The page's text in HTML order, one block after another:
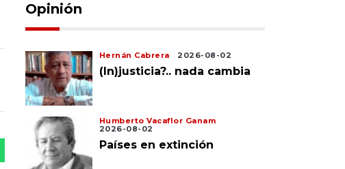
Opinión
Hernán Cabrera 2026-08-02
(In)justicia?.. nada cambia
Humberto Vacaflor Ganam
2026-08-02
Países en extinción